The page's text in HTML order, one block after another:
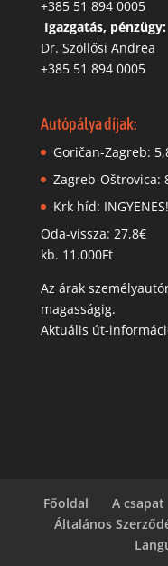
+385 51 894 0005
Igazgatás, pénzügy:
Dr. Szöllősi Andrea
+385 51 894 0005
Autópálya díjak:
Goričan-Zagreb:
Zagreb-Oštrovica:
Krk híd: INGYENES!
Oda-vissza: 27,8€
kb. 11.000Ft
Az árak
magasságig.
Aktuális út-
Főoldal A csapat
Általános